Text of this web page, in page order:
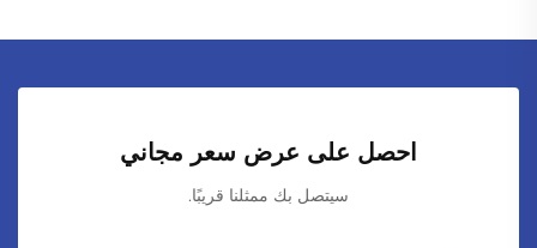
احصل على عرض سعر مجاني
سيتصل بك ممثلنا قريبًا.